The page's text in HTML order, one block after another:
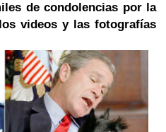
de condolencias por la
videos y las fotografías